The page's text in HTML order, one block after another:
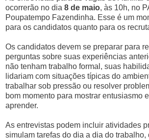
ocorrerão no dia8 de maio, às 10h, no
Poupatempo Fazendinha. Esse é um
para os candidatos quanto para os
Os candidatos devem se preparar para
perguntas sobre suas experiências
não tenham trabalho formal, suas
lidariam com situações típicas do
trabalhar sob pressão ou resolver
bom momento para mostrar entusiasmo
aprender.
As entrevistas podem incluir atividades
simulam tarefas do dia a dia do trabalho,